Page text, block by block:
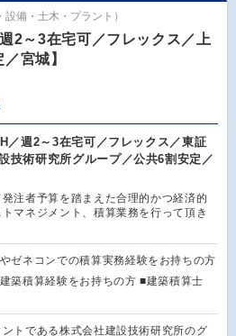
備・土木・プラント）
2～3在宅可／フレックス／上
宮城】
／週2～3在宅可／フレックス／東証
技術研究所グループ／公共6割安定／
注者予算を踏まえた合理的かつ経済的
マネジメント、積算業務を行って頂き
ゼネコンでの積算実務経験をお持ちの方
築積算経験をお持ちの方 ■建築積算士
トである株式会社建設技術研究所のグ